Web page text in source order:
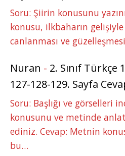
Soru: Şiirin konusunu
konusu, ilkbaharın
canlanması ve
Nuran - 2. Sınıf Türkçe
127-128-129. Sayfa
Soru: Başlığı ve görselleri
konusunu ve metinde
ediniz. Cevap: Metnin
bu…